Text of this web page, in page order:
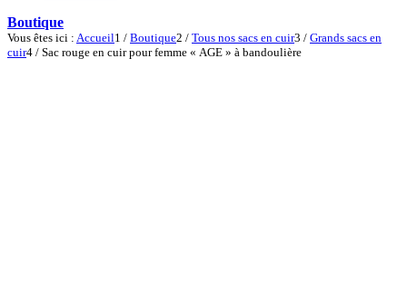
Boutique
Vous êtes ici : Accueil1 / Boutique2 / Tous nos sacs en cuir3 / Grands sacs en
cuir4 / Sac rouge en cuir pour femme « AGE » à bandoulière